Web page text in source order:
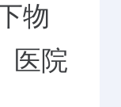
物
医院